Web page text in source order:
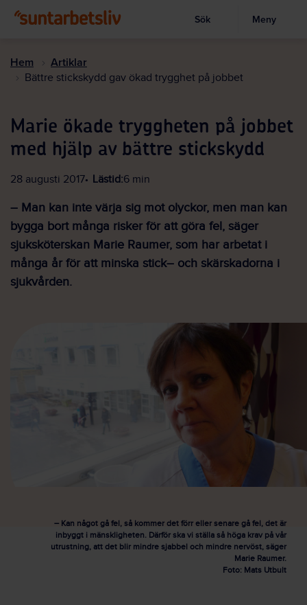
huvudinnehållet
Visa sökruta
Sök Meny
Hem Artiklar
Bättre stickskydd gav ökad trygghet på jobbet
Marie ökade tryggheten på jobbet
med hjälp av bättre stickskydd
28 augusti 2017 Lästid:6 min
– Man kan inte värja sig mot olyckor, men man kan
bygga bort många risker för att göra fel, säger
sjuksköterskan Marie Raumer, som har arbetat i
många år för att minska stick– och skärskadorna i
sjukvården.
– Kan något gå fel, så kommer det förr eller senare gå fel, det är
inbyggt i mänskligheten. Därför ska vi ställa så höga krav på vår
utrustning, att det blir mindre sjabbel och mindre nervöst, säger
Marie Raumer.
Foto: Mats Utbult